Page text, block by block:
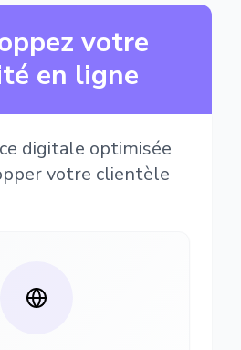
votre
en ligne
digitale optimisée
votre clientèle